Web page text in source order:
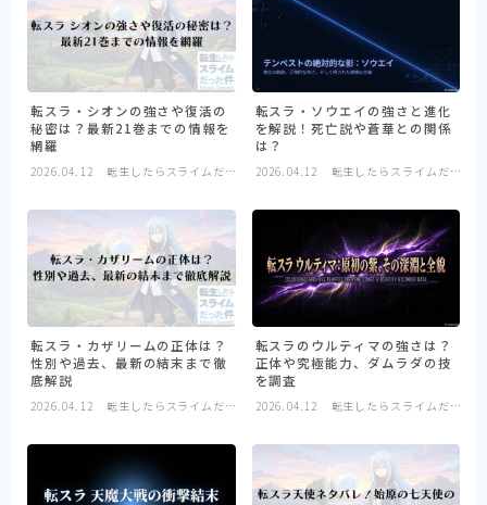
転スラ・シオンの強さや復活の
秘密は？最新21巻までの情報を
網羅
2026.04.12
転生したらスライムだっ
転スラ・ソウエイの強さと進化
を解説！死亡説や蒼華との関係
は？
2026.04.12
転生したらスライムだっ
転スラ・カザリームの正体は？
性別や過去、最新の結末まで徹
底解説
2026.04.12
転生したらスライムだっ
転スラのウルティマの強さは？
正体や究極能力、ダムラダの技
を調査
2026.04.12
転生したらスライムだっ